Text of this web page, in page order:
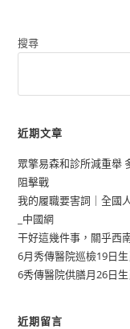
搜尋
近期文章
眾擎易森和診所減重舉
阻擊戰
我的履職要害詞｜全國
_中國網
干好這幾件事，關乎西
6月秀傳醫院巡檢19日
6秀傳醫院供膳月26日
近期留言